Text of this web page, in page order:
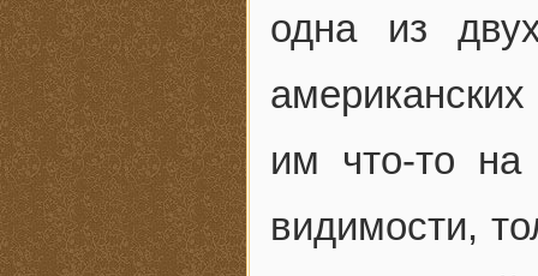
одна из
им что-то
видимости,